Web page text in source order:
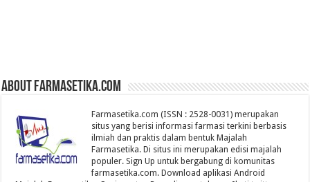
About farmasetika.com
Farmasetika.com (ISSN : 2528-0031) merupakan
situs yang berisi informasi farmasi terkini berbasis
ilmiah dan praktis dalam bentuk Majalah
Farmasetika. Di situs ini merupakan edisi majalah
populer. Sign Up untuk bergabung di komunitas
farmasetika.com. Download aplikasi Android